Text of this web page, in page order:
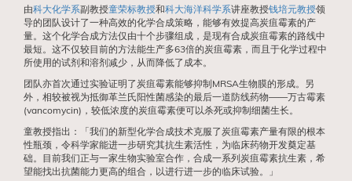
由科大化学系副教授童荣标教授和科大海洋科学系讲座教授钱培元教授领
导的团队设计了一种高效的化学合成策略，能够有效提高炭疽霉素的产
量。这个化学合成方法仅由十个步骤组成，是现有合成炭疽霉素的路线中
最短。这不仅较目前的方法能生产多63倍的炭疽霉素，而且于化学过程中
所使用的试剂和溶剂减少，从而降低了成本。
团队亦首次通过实验证明了炭疽霉素能够抑制MRSA生物膜的形成。另
外，相较被视为抵御革兰氏阳性菌感染的最后一道防线药物——万古霉素
(vancomycin)，较低浓度的炭疽霉素便可以杀死或抑制细菌生长。
童教授指出：「我们的新型化学合成技术克服了炭疽霉素产量有限的根本
性瓶颈，令科学家能进一步研究其抗生素活性，为临床药物开发奠定基
础。目前我们正与一家生物实验室合作，合成一系列炭疽霉素抗生素，希
望能找出抗菌能力更高的组合，以进行进一步的临床试验。」